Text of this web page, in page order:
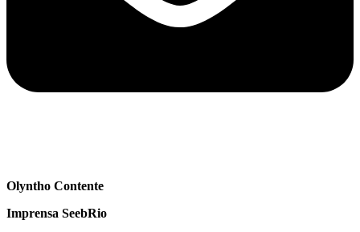
Olyntho Contente
Imprensa SeebRio